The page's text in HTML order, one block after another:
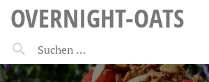
OVERNIGHT-OATS